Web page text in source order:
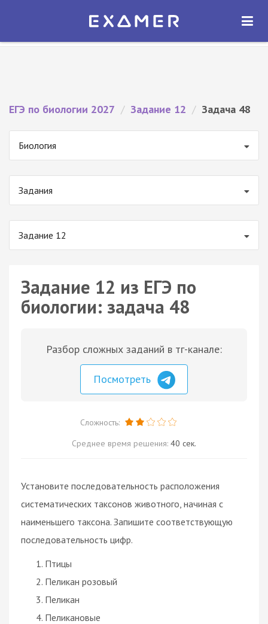
Экзамер — ЕГЭ 2027
ОТКРЫТЬ
ЕГЭ по биологии 2027 / Задание 12 / Задача 48
Биология
Задания
Задание 12
Задание 12 из ЕГЭ по
биологии: задача 48
Разбор сложных заданий в тг-канале:
Посмотреть
Сложность:
Среднее время решения: 40 сек.
Установите последовательность расположения
систематических таксонов животного, начиная с
наименьшего таксона. Запишите соответствующую
последовательность цифр.
Птицы
Пеликан розовый
Пеликан
Пеликановые